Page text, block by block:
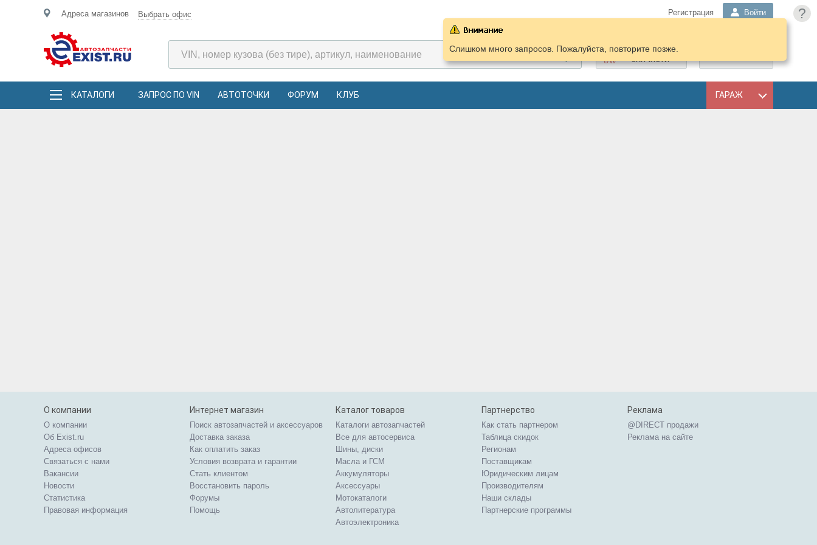
?
Адреса магазинов Выбрать офис Регистрация Войти
ПОДОБРАТЬ
ЗАПЧАСТИ
КАТАЛОГИ ЗАПРОС ПО VIN АВТОТОЧКИ ФОРУМ КЛУБ ГАРАЖ
Слишком много запросов. Пожалуйста, повторите позже.
О компании
О компании
Об Exist.ru
Адреса офисов
Связаться с нами
Вакансии
Новости
Статистика
Правовая информация
Интернет магазин
Поиск автозапчастей и аксессуаров
Доставка заказа
Как оплатить заказ
Условия возврата и гарантии
Стать клиентом
Восстановить пароль
Форумы
Помощь
Каталог товаров
Каталоги автозапчастей
Все для автосервиса
Шины, диски
Масла и ГСМ
Аккумуляторы
Аксессуары
Мотокаталоги
Автолитература
Автоэлектроника
Партнерство
Как стать партнером
Таблица скидок
Регионам
Поставщикам
Юридическим лицам
Производителям
Наши склады
Партнерские программы
Реклама
@DIRECT продажи
Реклама на сайте